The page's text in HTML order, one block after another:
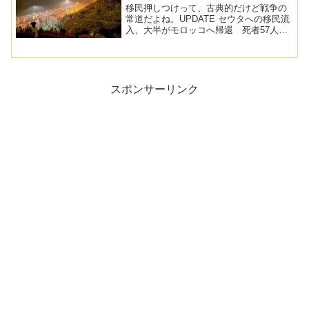
移民押しつけって、古典的だけど戦争の
常道だよね。UPDATE セウタへの移民流
入、大半がモロッコへ帰還 死者57人＝
スポンサーリンク